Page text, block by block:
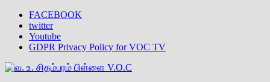
FACEBOOK
twitter
Youtube
GDPR Privacy Policy for VOC TV